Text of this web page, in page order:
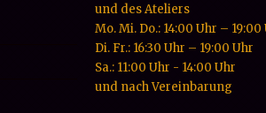
und des Ateliers
Mo. Mi. Do.: 14:00 Uhr – 19:00
Di. Fr.: 16:30 Uhr – 19:00 Uhr
Sa.: 11:00 Uhr - 14:00 Uhr
und nach Vereinbarung